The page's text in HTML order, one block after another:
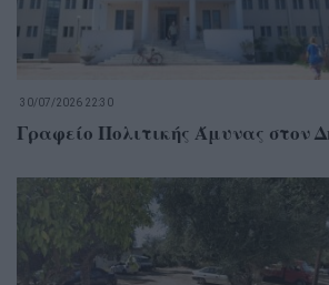
30/07/2026 22:30
Γραφείο Πολιτικής Άμυνας